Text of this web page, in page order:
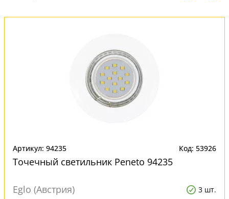
Артикул: 94235 Код: 53926
Точечный светильник Peneto 94235
Eglo (Австрия) 3 шт.